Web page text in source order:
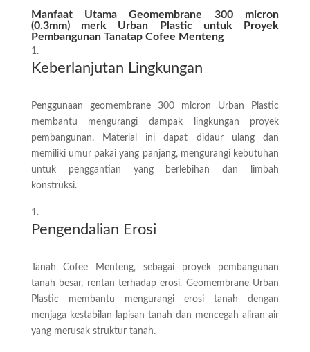
Manfaat Utama Geomembrane 300 micron
(0.3mm) merk Urban Plastic untuk Proyek
Pembangunan Tanatap Cofee Menteng
Keberlanjutan Lingkungan
Penggunaan geomembrane 300 micron Urban Plastic
membantu mengurangi dampak lingkungan proyek
pembangunan. Material ini dapat didaur ulang dan
memiliki umur pakai yang panjang, mengurangi kebutuhan
untuk penggantian yang berlebihan dan limbah
konstruksi.
Pengendalian Erosi
Tanah Cofee Menteng, sebagai proyek pembangunan
tanah besar, rentan terhadap erosi. Geomembrane Urban
Plastic membantu mengurangi erosi tanah dengan
menjaga kestabilan lapisan tanah dan mencegah aliran air
yang merusak struktur tanah.